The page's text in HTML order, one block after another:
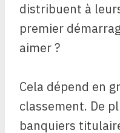
distribuent à
premier
aimer ?
Cela dépend en
classement. De
banquiers